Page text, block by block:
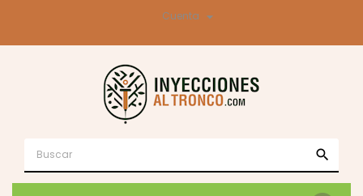
Cuenta 
search